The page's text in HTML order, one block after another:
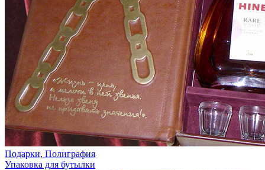
Подарки, Полиграфия
Упаковка для бутылки